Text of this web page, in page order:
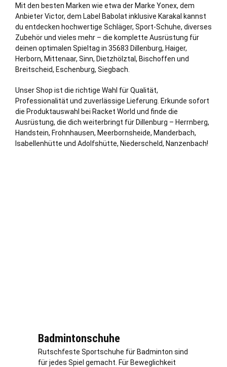
Mit den besten Marken wie etwa der Marke Yonex, dem
Anbieter Victor, dem Label Babolat inklusive Karakal kannst
du entdecken hochwertige Schläger, Sport-Schuhe, diverses
Zubehör und vieles mehr – die komplette Ausrüstung für
deinen optimalen Spieltag in 35683 Dillenburg, Haiger,
Herborn, Mittenaar, Sinn, Dietzhölztal, Bischoffen und
Breitscheid, Eschenburg, Siegbach.
Unser Shop ist die richtige Wahl für Qualität,
Professionalität und zuverlässige Lieferung. Erkunde sofort
die Produktauswahl bei Racket World und finde die
Ausrüstung, die dich weiterbringt für Dillenburg – Herrnberg,
Handstein, Frohnhausen, Meerbornsheide, Manderbach,
Isabellenhütte und Adolfshütte, Niederscheld, Nanzenbach!
Badmintonschuhe
Rutschfeste Sportschuhe für Badminton sind
für jedes Spiel gemacht. Für Beweglichkeit